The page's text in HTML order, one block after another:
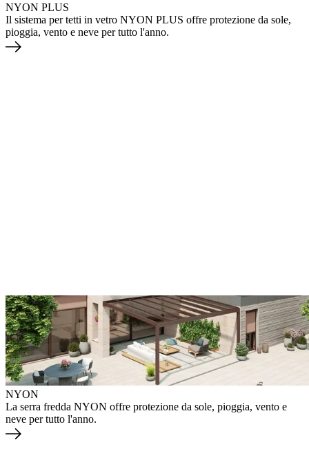
NYON PLUS
Il sistema per tetti in vetro NYON PLUS offre protezione da sole,
pioggia, vento e neve per tutto l'anno.
NYON
La serra fredda NYON offre protezione da sole, pioggia, vento e
neve per tutto l'anno.